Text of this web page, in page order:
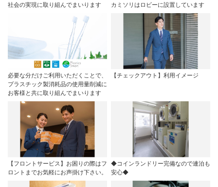
社会の実現に取り組んでまいります
カミソリはロビーに設置しています
必要な分だけご利用いただくことで、
プラスチック製消耗品の使用量削減に
お客様と共に取り組んでまいります
【チェックアウト】利用イメージ
【フロントサービス】お困りの際はフ
ロントまでお気軽にお声掛け下さい。
◆コインランドリー完備なので連泊も
安心◆